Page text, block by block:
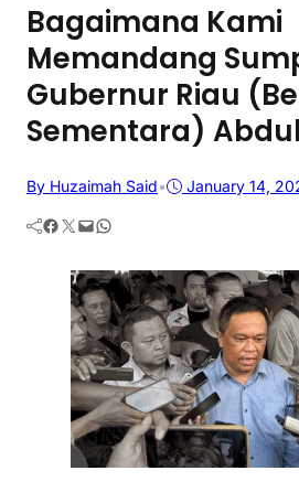
Bagaimana Kami
Memandang
Gubernur Riau
Sementara)
By Huzaimah Said• January 14,
Facebook Twitter Mail WhatsApp